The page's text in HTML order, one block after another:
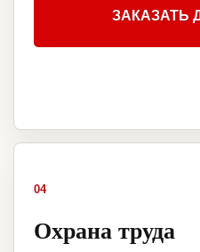
ЗАКАЗАТЬ
04
Охрана труда